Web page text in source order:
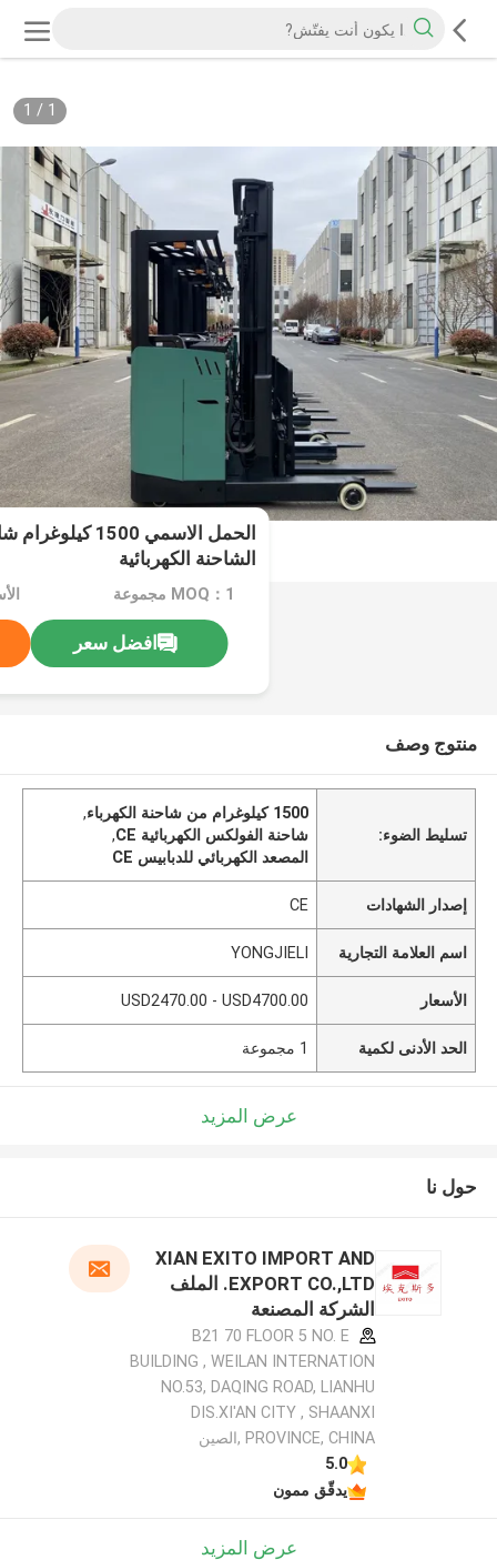
1
/
1
الحمل الاسمي
الشاحنة الكهربائية
MOQ：1 مجموعة
افضل سعر
منتوج وصف
تسليط الضوء:
1500 كيلوغرام من شاحنة الكهرباء
,
شاحنة الفولكس الكهربائية CE
,
المصعد الكهربائي للدبابيس CE
إصدار الشهادات CE
اسم العلامة التجارية YONGJIELI
الأسعار USD2470.00 - USD4700.00
الحد الأدنى لكمية 1 مجموعة
عرض المزيد
حول نا
XIAN EXITO IMPORT AND
EXPORT CO.,LTD. الملف
الشركة المصنعة
B21 70 FLOOR 5 NO. E
BUILDING , WEILAN INTERNATION
NO.53, DAQING ROAD, LIANHU
DIS.XI'AN CITY , SHAANXI
PROVINCE, CHINA ,الصين
5.0
يدقّق ممون
عرض المزيد